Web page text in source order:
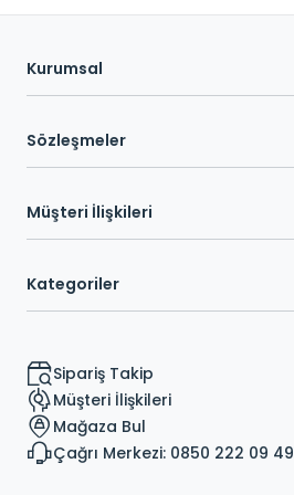
Kurumsal
Sözleşmeler
Müşteri İlişkileri
Kategoriler
Sipariş Takip
Müşteri İlişkileri
Mağaza Bul
Çağrı Merkezi: 0850 222 09 49